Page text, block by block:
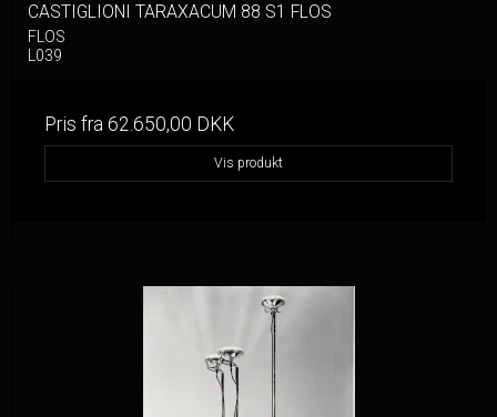
CASTIGLIONI TARAXACUM 88 S1 FLOS
FLOS
L039
Pris fra 62.650,00 DKK
Vis produkt